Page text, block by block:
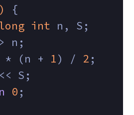
{
int n, S;
n;
* (n +
1) / 2 ;
S;
0 ;